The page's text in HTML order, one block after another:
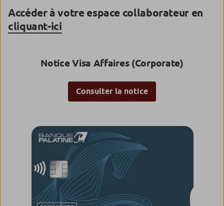
Accéder à votre espace collaborateur en
cliquant-ici
Notice Visa Affaires (Corporate)
Consulter la notice